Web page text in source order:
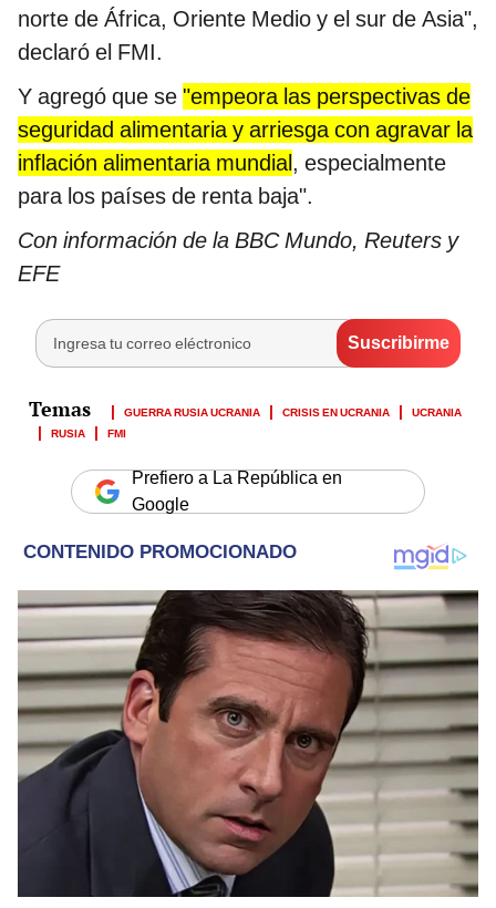
norte de África, Oriente Medio y el sur de Asia",
declaró el FMI.
Y agregó que se "empeora las perspectivas de
seguridad alimentaria y arriesga con agravar la
inflación alimentaria mundial, especialmente
para los países de renta baja".
Con información de la BBC Mundo, Reuters y
EFE
GUERRA RUSIA UCRANIA CRISIS EN UCRANIA
UCRANIA
RUSIA
FMI
Prefiero a La República en
Google